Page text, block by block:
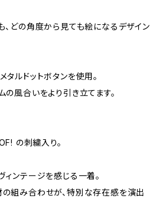
、どの角度から見ても絵になるデザイン
ルドットボタンを使用。
の風合いをより引き立てます。
の刺繍入り。
ィンテージを感じる一着。
組み合わせが、特別な存在感を演出